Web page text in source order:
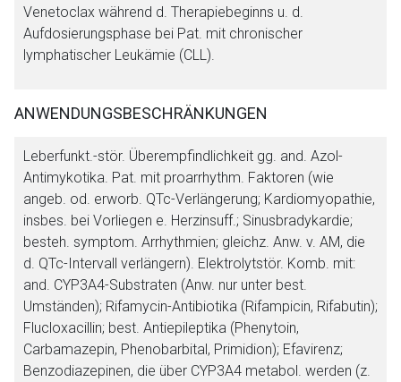
Venetoclax während d. Therapiebeginns u. d.
Aufdosierungsphase bei Pat. mit chronischer
lymphatischer Leukämie (CLL).
ANWENDUNGSBESCHRÄNKUNGEN
Leberfunkt.-stör. Überempfindlichkeit gg. and. Azol-
Antimykotika. Pat. mit proarrhythm. Faktoren (wie
angeb. od. erworb. QTc-Verlängerung; Kardiomyopathie,
insbes. bei Vorliegen e. Herzinsuff.; Sinusbradykardie;
besteh. symptom. Arrhythmien; gleichz. Anw. v. AM, die
d. QTc-Intervall verlängern). Elektrolytstör. Komb. mit:
and. CYP3A4-Substraten (Anw. nur unter best.
Umständen); Rifamycin-Antibiotika (Rifampicin, Rifabutin);
Flucloxacillin; best. Antiepileptika (Phenytoin,
Carbamazepin, Phenobarbital, Primidion); Efavirenz;
Benzodiazepinen, die über CYP3A4 metabol. werden (z.